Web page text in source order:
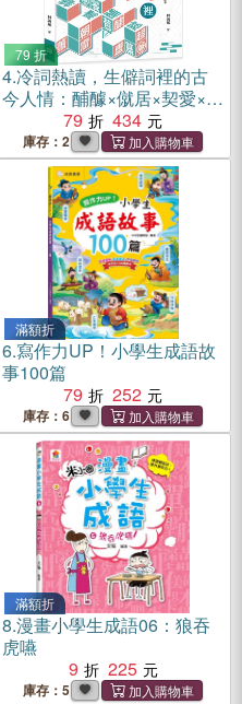
79 折
4.冷詞熱讀，生僻詞裡的古
今人情：酺醵×僦居×契愛×軫
悼……從經史子集走向鄉鎮
飯桌，在詞語的本義與流變
中，重讀中華文化的精神根
79 434
庫存：2
滿額折
6.寫作力UP！小學生成語故
事100篇
79
252
庫存：6
滿額折
8.漫畫小學生成語06：狼吞
虎嚥
9
225
庫存：5